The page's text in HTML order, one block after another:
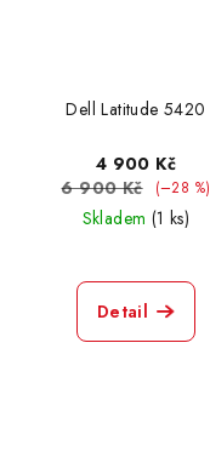
Dell Latitude 5420
4 900 Kč
6 900 Kč
(–28 %)
Skladem (1 ks)
Detail